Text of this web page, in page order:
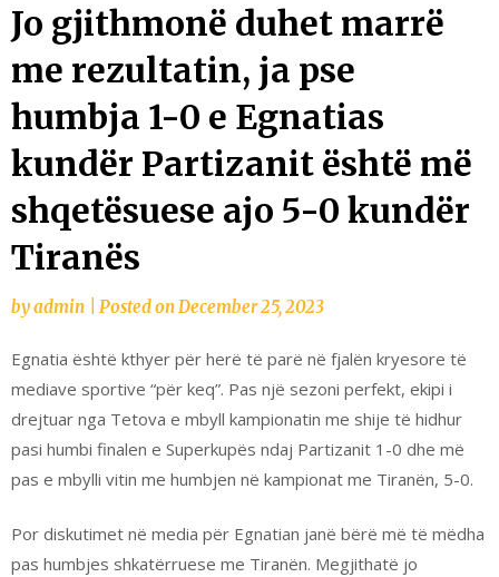
Jo gjithmonë duhet marrë
me rezultatin, ja pse
humbja 1-0 e Egnatias
kundër Partizanit është më
shqetësuese ajo 5-0 kundër
Tiranës
byadmin Posted on December 25, 2023
Egnatia është kthyer për herë të parë në fjalën kryesore të
mediave sportive “për keq”. Pas një sezoni perfekt, ekipi i
drejtuar nga Tetova e mbyll kampionatin me shije të hidhur
pasi humbi finalen e Superkupës ndaj Partizanit 1-0 dhe më
pas e mbylli vitin me humbjen në kampionat me Tiranën, 5-0.
Por diskutimet në media për Egnatian janë bërë më të mëdha
pas humbjes shkatërruese me Tiranën. Megjithatë jo